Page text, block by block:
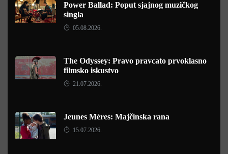
Power Ballad: Poput sjajnog muzičkog
singla
05.08.2026.
The Odyssey: Pravo pravcato prvoklasno
filmsko iskustvo
21.07.2026.
Jeunes Mères: Majčinska rana
15.07.2026.